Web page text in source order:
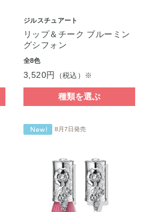
ジルスチュアート
リップ＆チーク ブルーミン
グシフォン
全8色
3,520円 （税込）※
種類を選ぶ
8月7日発売